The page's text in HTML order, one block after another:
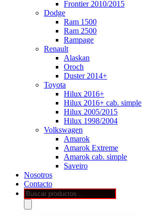
Frontier 2010/2015
Dodge
Ram 1500
Ram 2500
Rampage
Renault
Alaskan
Oroch
Duster 2014+
Toyota
Hilux 2016+
Hilux 2016+ cab. simple
Hilux 2005/2015
Hilux 1998/2004
Volkswagen
Amarok
Amarok Extreme
Amarok cab. simple
Saveiro
Nosotros
Contacto
Búsqueda
de
productos